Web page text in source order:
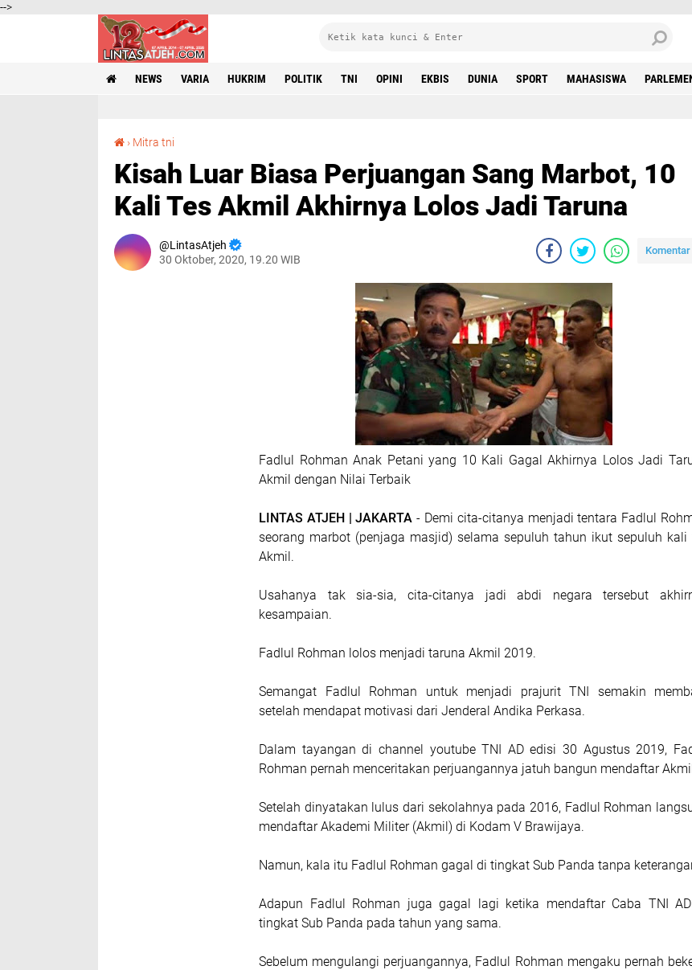
-->
NEWS VARIA HUKRIM POLITIK TNI OPINI EKBIS DUNIA SPORT MAHASISWA
› Mitra tni
Kisah Luar Biasa Perjuangan Sang Marbot, 10
Kali Tes Akmil Akhirnya Lolos Jadi Taruna
LintasAtjeh
30 Oktober, 2020, 19.20 WIB
Fadlul Rohman Anak Petani yang 10 Kali Gagal Akhirnya Lolos Jadi
Akmil dengan Nilai Terbaik
LINTAS ATJEH | JAKARTA - Demi cita-citanya menjadi tentara Fadlul
seorang marbot (penjaga masjid) selama sepuluh tahun ikut sepuluh kali
Akmil.
Usahanya tak sia-sia, cita-citanya jadi abdi negara tersebut
kesampaian.
Fadlul Rohman lolos menjadi taruna Akmil 2019.
Semangat Fadlul Rohman untuk menjadi prajurit TNI semakin
setelah mendapat motivasi dari Jenderal Andika Perkasa.
Dalam tayangan di channel youtube TNI AD edisi 30 Agustus 2019,
Rohman pernah menceritakan perjuangannya jatuh bangun mendaftar
Setelah dinyatakan lulus dari sekolahnya pada 2016, Fadlul Rohman
mendaftar Akademi Militer (Akmil) di Kodam V Brawijaya.
Namun, kala itu Fadlul Rohman gagal di tingkat Sub Panda tanpa
Adapun Fadlul Rohman juga gagal lagi ketika mendaftar Caba TNI
tingkat Sub Panda pada tahun yang sama.
Sebelum mengulangi perjuangannya, Fadlul Rohman mengaku pernah